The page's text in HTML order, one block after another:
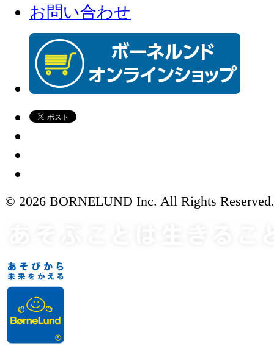
お問い合わせ
© 2026 BORNELUND Inc. All Rights Reserved.